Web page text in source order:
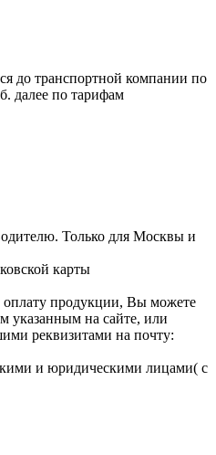
до транспортной компании по
далее по тарифам
Только для Москвы и
карты
оплату продукции, Вы можете
указанным на сайте, или
реквизитами на почту:
и юридическими лицами( с